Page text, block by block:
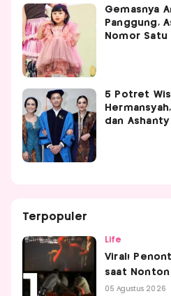
Gemasnya
Panggung,
Nomor Satu
5 Potret
dan Ashanty
Terpopuler
Life
Viral!
saat
05 Agustus 2026